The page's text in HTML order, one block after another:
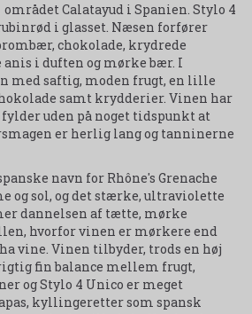
Calatayud i Spanien. Stylo 4
i glasset. Næsen forfører
chokolade, krydrede
anis i duften og mørke bær. I
med saftig, moden frugt, en lille
samt krydderier. Vinen har
uden på noget tidspunkt at
er herlig lang og tanninerne
navn for Rhône's Grenache
og sol, og det stærke, ultraviolette
dannelsen af tætte, mørke
hvorfor vinen er mørkere end
vine. Vinen tilbyder, trods en høj
fin balance mellem frugt,
og Stylo 4 Unico er meget
kyllingeretter som spansk